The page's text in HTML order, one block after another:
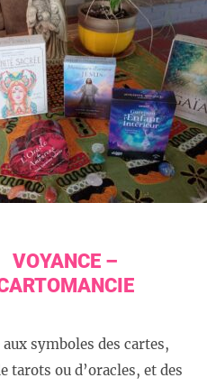
VOYANCE –
aux symboles des cartes,
tarots ou d’oracles, et des